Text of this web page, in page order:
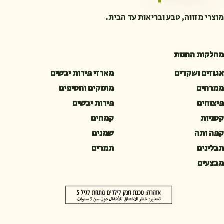
מוצרי מזווה, טבע ובריאות עד הבית.
מחלקות החנות
אגוזים ושקדים
מארזי פירות יבשים
ממרחים
מתוקים וחטיפים
פיצוחים
פירות יבשים
קטניות
קמחים
קפה ותה
שמנים
תבלינים
תמרים
מבצעים